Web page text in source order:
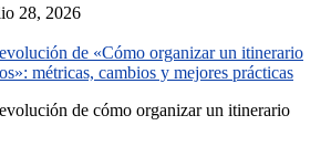
28, 2026
de «Cómo organizar un itinerario
métricas, cambios y mejores prácticas
de cómo organizar un itinerario